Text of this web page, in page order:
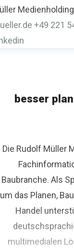
+49 221
besser
Die Rudolf Müller
Baubranche. Als
um das Planen,
Handel
multimedialen